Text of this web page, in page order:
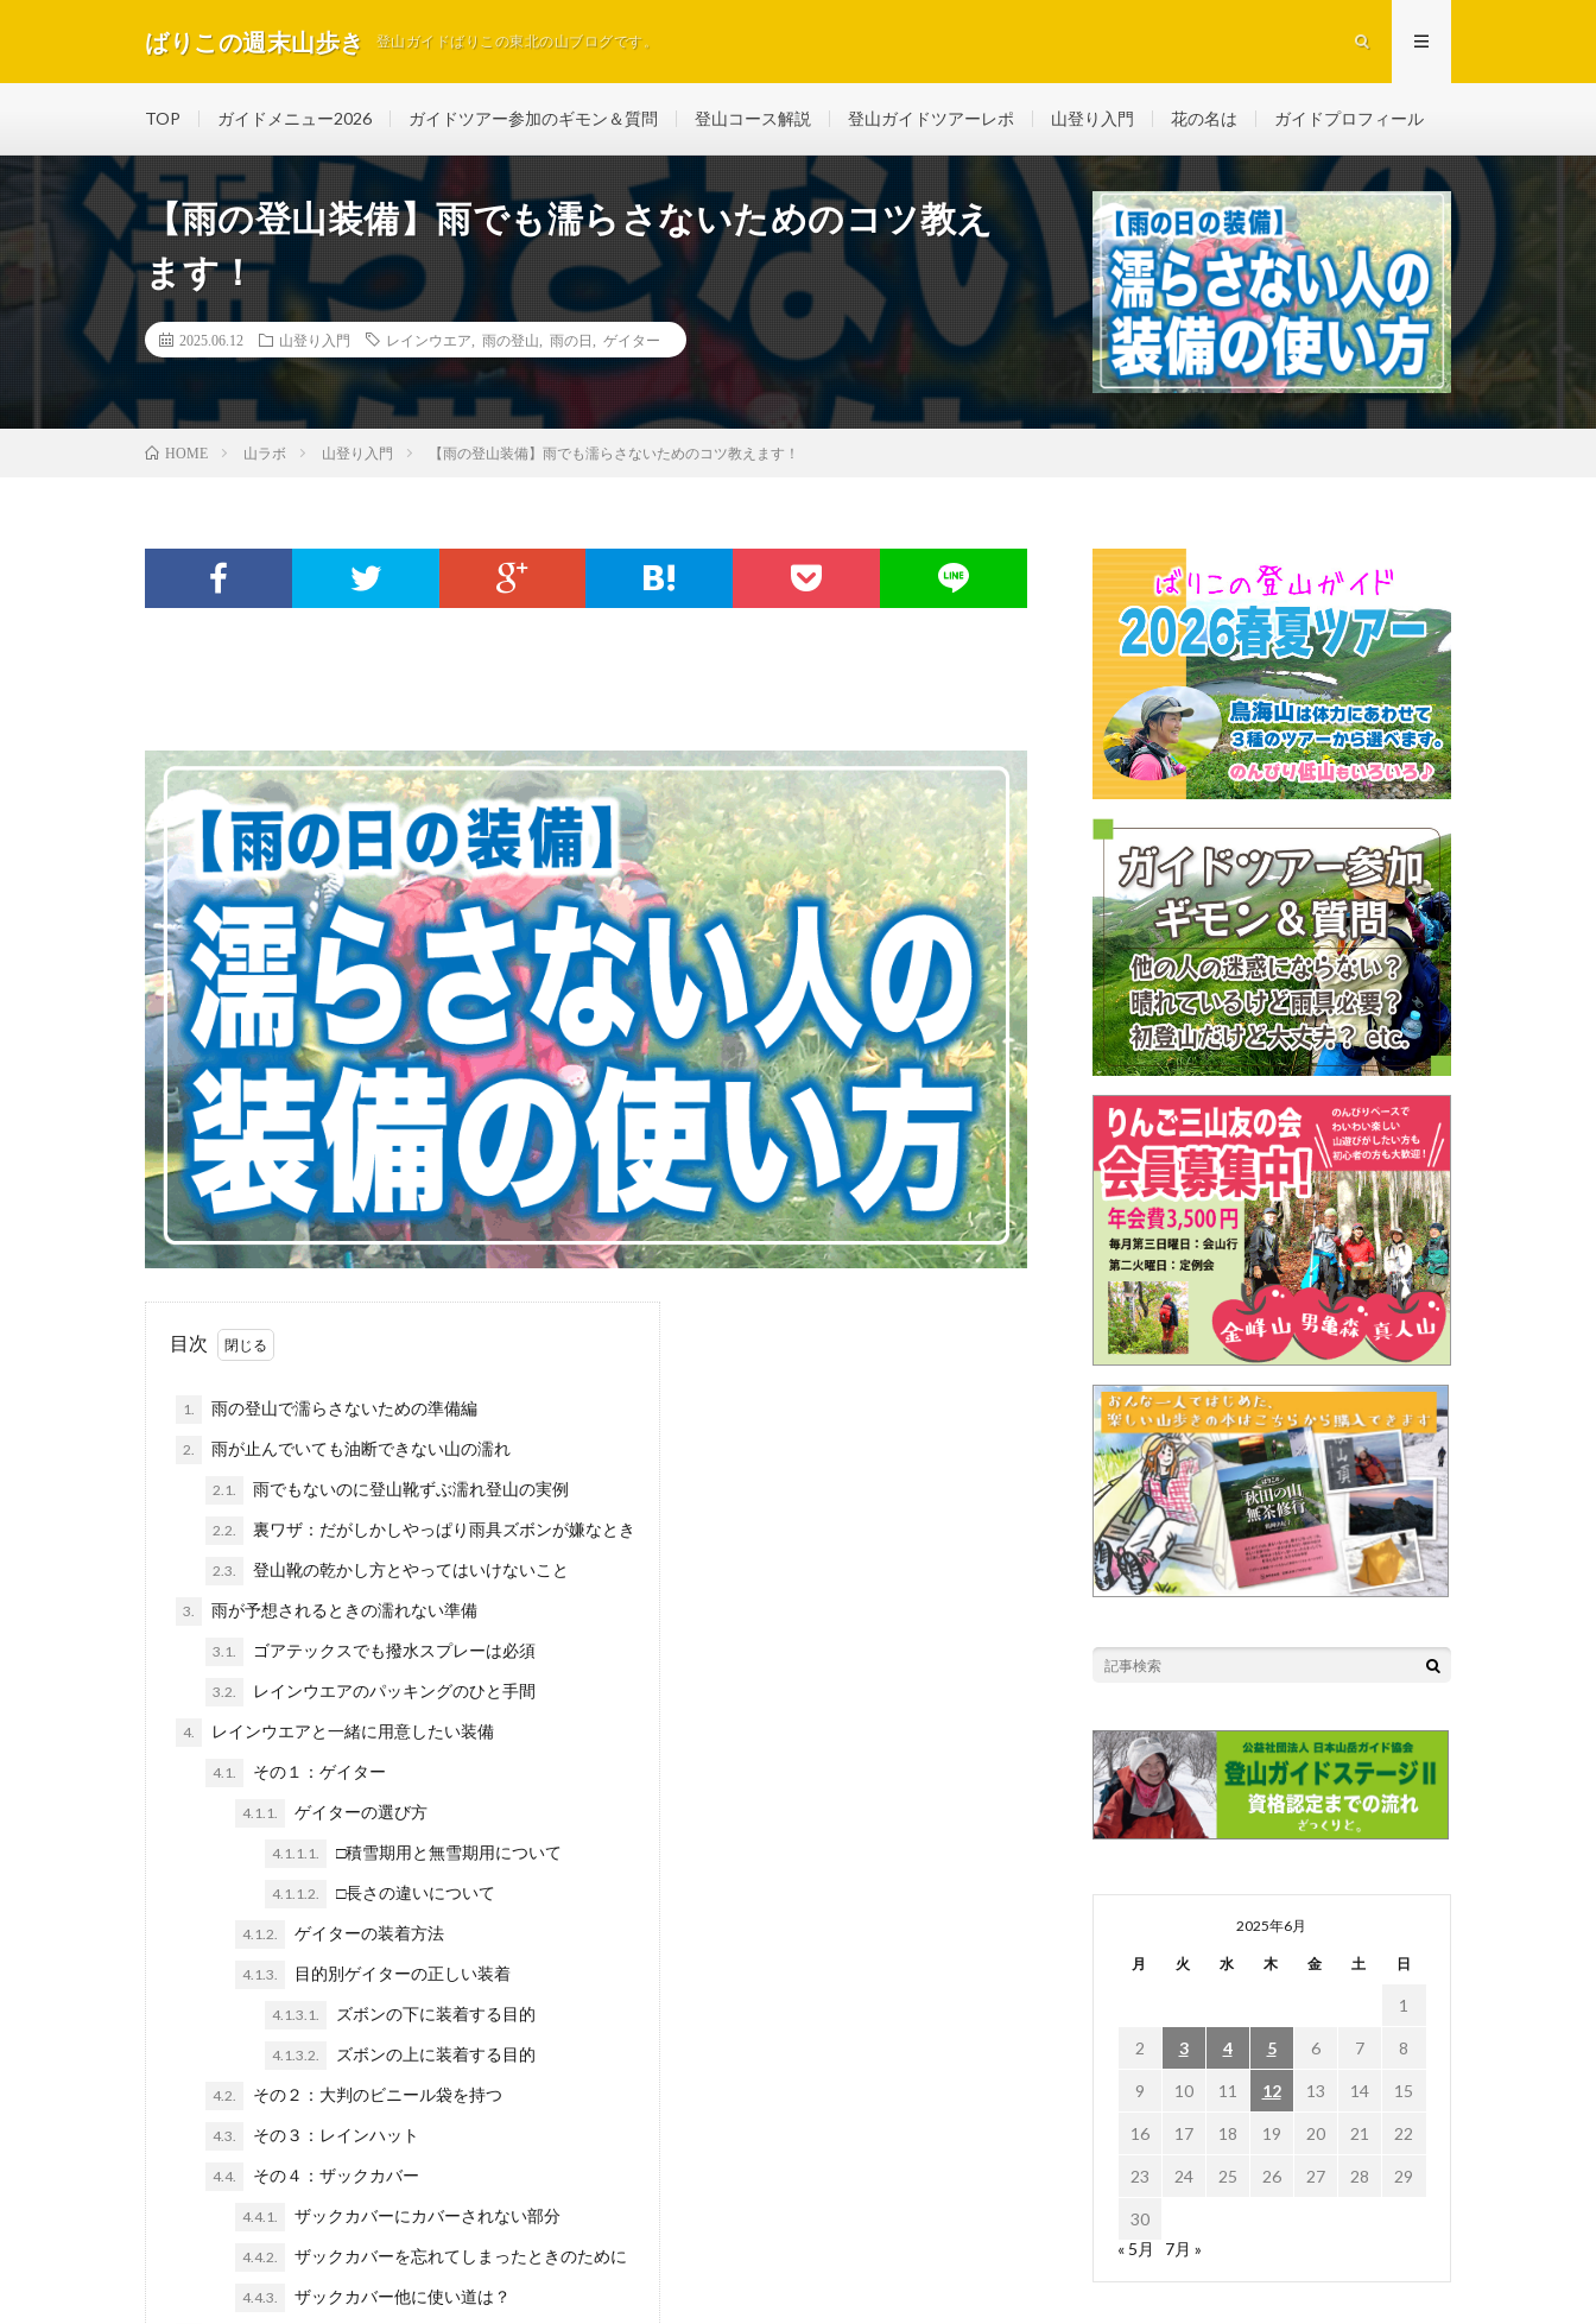
ばりこの週末山歩き 登山ガイドばりこの東北の山ブログです。
TOP ガイドメニュー2026 ガイドツアー参加のギモン＆質問 登山コース解説 登山ガイドツアーレポ 山登り入門 花の名は ガイドプロフィール
【雨の登山装備】雨でも濡らさないためのコツ教え
ます！
2025.06.12 山登り入門 レインウエア 雨の登山 雨の日 ゲイター
HOME 山ラボ 山登り入門 【雨の登山装備】雨でも濡らさないためのコツ教えます！
目次
1. 雨の登山で濡らさないための準備編
2. 雨が止んでいても油断できない山の濡れ
2.1. 雨でもないのに登山靴ずぶ濡れ登山の実例
2.2. 裏ワザ：だがしかしやっぱり雨具ズボンが嫌なとき
2.3. 登山靴の乾かし方とやってはいけないこと
3. 雨が予想されるときの濡れない準備
3.1. ゴアテックスでも撥水スプレーは必須
3.2. レインウエアのパッキングのひと手間
4. レインウエアと一緒に用意したい装備
4.1. その１：ゲイター
4.1.1. ゲイターの選び方
4.1.1.1. □積雪期用と無雪期用について
4.1.1.2. □長さの違いについて
4.1.2. ゲイターの装着方法
4.1.3. 目的別ゲイターの正しい装着
4.1.3.1. ズボンの下に装着する目的
4.1.3.2. ズボンの上に装着する目的
4.2. その２：大判のビニール袋を持つ
4.3. その３：レインハット
4.4. その４：ザックカバー
4.4.1. ザックカバーにカバーされない部分
4.4.2. ザックカバーを忘れてしまったときのために
4.4.3. ザックカバー他に使い道は？
2025年6月
月 火 水 木 金 土 日
1
2 3 4 5 6 7 8
9 10 11 12 13 14 15
16 17 18 19 20 21 22
23 24 25 26 27 28 29
30
« 5月
7月 »